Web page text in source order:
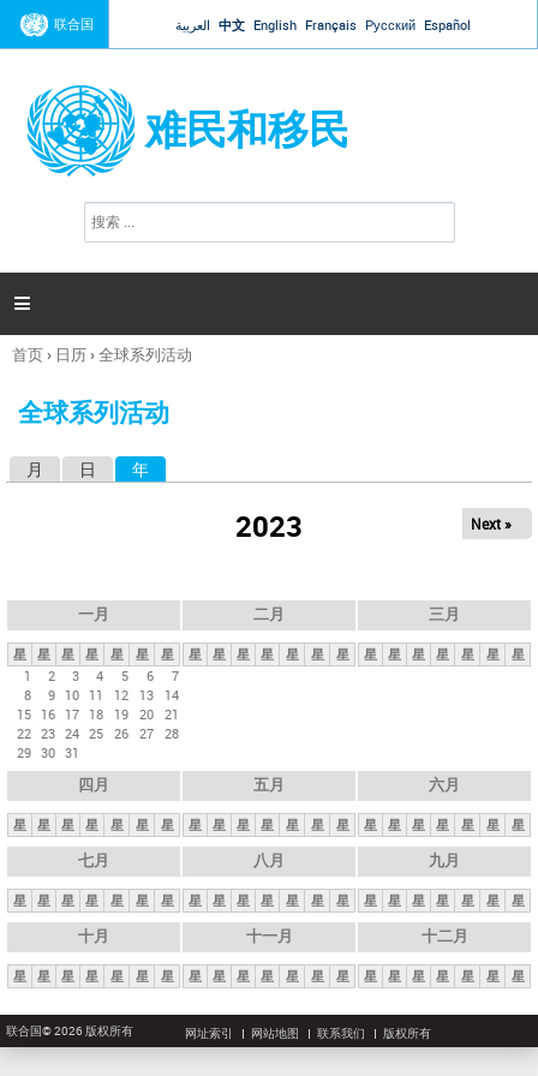
Jump to navigation
联合国 العربية 中文 English Français Русский Español
难民和移民
搜
索

你
这
首页› 日历›全球系列活动
全球系列活动
月 日 年
2023 Next »
一月
星 星 星 星 星 星
星
1
2 3 4 5 6
7
8
9 10 11 12 13
14
15 16 17 18 19 20 21
22 23 24 25 26 27 28
29 30 31
二月
星 星 星 星 星 星 星
三月
星 星 星 星 星 星 星
四月
星 星 星 星 星 星 星
五月
星 星 星 星 星 星 星
六月
星 星 星 星 星 星 星
七月
星 星 星 星 星 星 星
八月
星 星 星 星 星 星 星
九月
星 星 星 星 星 星 星
十月
星 星 星 星 星 星 星
十一月
星 星 星 星 星 星 星
十二月
星 星 星 星 星 星 星
联合国© 2026 版权所有 网址索引 网站地图 联系我们 版权所有